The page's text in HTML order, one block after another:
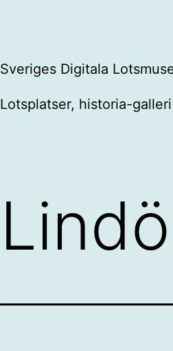
Sveriges
Lotsmuseum
Sveriges Digitala
Lotsplatser, historia-galleri